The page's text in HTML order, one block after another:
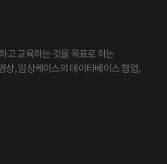
고 교육하는 것을 목표로 하는
상, 임상케이스의 데이타베이스 협업,